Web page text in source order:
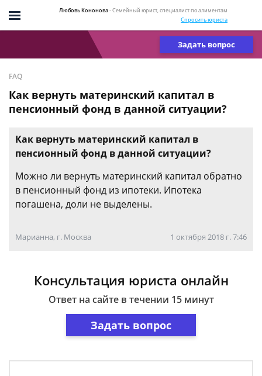
Любовь Кононова- Семейный юрист, специалист по алиментам
Спросить юриста
Задать вопрос
FAQ
Как вернуть материнский капитал в
пенсионный фонд в данной ситуации?
Как вернуть материнский капитал в
пенсионный фонд в данной ситуации?
Можно ли вернуть материнский капитал обратно
в пенсионный фонд из ипотеки. Ипотека
погашена, доли не выделены.
Марианна, г. Москва 1 октября 2018 г. 7:46
Консультация юриста онлайн
Ответ на сайте в течении 15 минут
Задать вопрос